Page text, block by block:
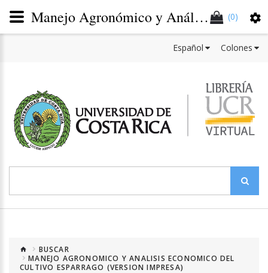
(0)
Colones
Español
BUSCAR
MANEJO AGRONOMICO Y ANALISIS ECONOMICO DEL
CULTIVO ESPARRAGO (VERSION IMPRESA)
Manejo Agronómico y Análisis Económico del Cultivo del Espárrago para Condiciones Tropicales. Una experiencia de Diez Años de Investigación